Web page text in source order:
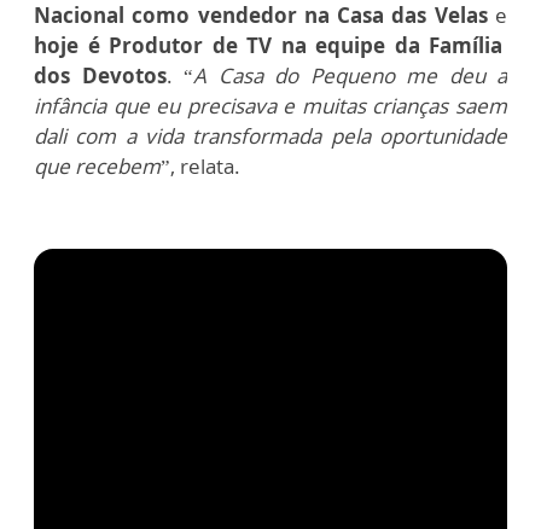
Nacional como vendedor na Casa das Velase
hoje é Produtor de TV na equipe da Família
dos Devotos. “A Casa do Pequeno me deu a
infância que eu precisava e muitas crianças saem
dali com a vida transformada pela oportunidade
que recebem”, relata.